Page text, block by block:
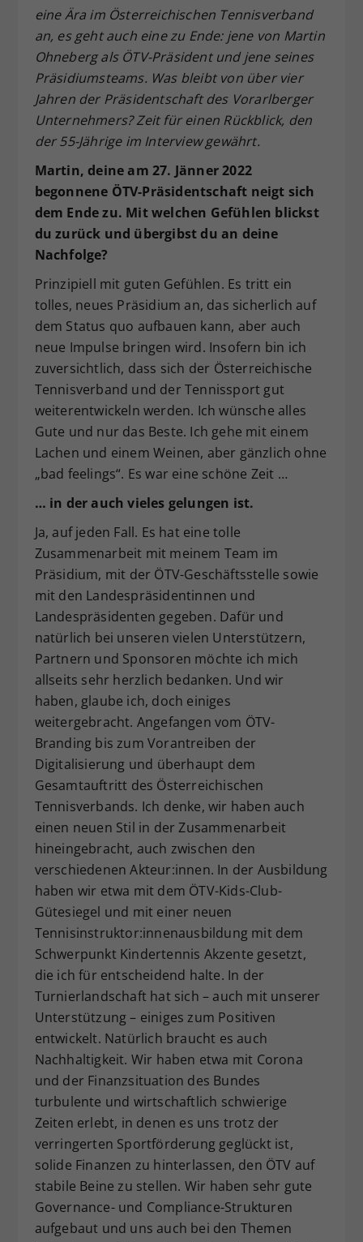
eine Ära im Österreichischen Tennisverband
an, es geht auch eine zu Ende: jene von Martin
Ohneberg als ÖTV-Präsident und jene seines
Präsidiumsteams. Was bleibt von über vier
Jahren der Präsidentschaft des Vorarlberger
Unternehmers? Zeit für einen Rückblick, den
der 55-Jährige im Interview gewährt.
Martin, deine am 27. Jänner 2022
begonnene ÖTV-Präsidentschaft neigt sich
dem Ende zu. Mit welchen Gefühlen blickst
du zurück und übergibst du an deine
Nachfolge?
Prinzipiell mit guten Gefühlen. Es tritt ein
tolles, neues Präsidium an, das sicherlich auf
dem Status quo aufbauen kann, aber auch
neue Impulse bringen wird. Insofern bin ich
zuversichtlich, dass sich der Österreichische
Tennisverband und der Tennissport gut
weiterentwickeln werden. Ich wünsche alles
Gute und nur das Beste. Ich gehe mit einem
Lachen und einem Weinen, aber gänzlich ohne
„bad feelings“. Es war eine schöne Zeit …
… in der auch vieles gelungen ist.
Ja, auf jeden Fall. Es hat eine tolle
Zusammenarbeit mit meinem Team im
Präsidium, mit der ÖTV-Geschäftsstelle sowie
mit den Landespräsidentinnen und
Landespräsidenten gegeben. Dafür und
natürlich bei unseren vielen Unterstützern,
Partnern und Sponsoren möchte ich mich
allseits sehr herzlich bedanken. Und wir
haben, glaube ich, doch einiges
weitergebracht. Angefangen vom ÖTV-
Branding bis zum Vorantreiben der
Digitalisierung und überhaupt dem
Gesamtauftritt des Österreichischen
Tennisverbands. Ich denke, wir haben auch
einen neuen Stil in der Zusammenarbeit
hineingebracht, auch zwischen den
verschiedenen Akteur:innen. In der Ausbildung
haben wir etwa mit dem ÖTV-Kids-Club-
Gütesiegel und mit einer neuen
Tennisinstruktor:innenausbildung mit dem
Schwerpunkt Kindertennis Akzente gesetzt,
die ich für entscheidend halte. In der
Turnierlandschaft hat sich – auch mit unserer
Unterstützung – einiges zum Positiven
entwickelt. Natürlich braucht es auch
Nachhaltigkeit. Wir haben etwa mit Corona
und der Finanzsituation des Bundes
turbulente und wirtschaftlich schwierige
Zeiten erlebt, in denen es uns trotz der
verringerten Sportförderung geglückt ist,
solide Finanzen zu hinterlassen, den ÖTV auf
stabile Beine zu stellen. Wir haben sehr gute
Governance- und Compliance-Strukturen
aufgebaut und uns auch bei den Themen
Zweck
Dieser Wert speichert Ihre Consent-
Einstellungen. Unter anderem eine
zufällig generierte ID, für die
historische Speicherung Ihrer
vorgenommen Einstellungen, falls der
Webseiten-Betreiber dies eingestellt
hat.